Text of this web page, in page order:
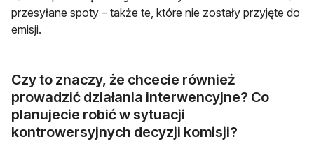
przesyłane spoty – także te, które nie zostały przyjęte do
emisji.
Czy to znaczy, że chcecie również
prowadzić działania interwencyjne? Co
planujecie robić w sytuacji
kontrowersyjnych decyzji komisji?